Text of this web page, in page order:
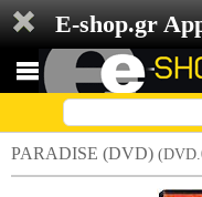
E-shop.gr
PARADISE (DVD)